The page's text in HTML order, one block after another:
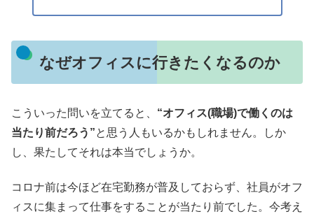
なぜオフィスに行きたくなるのか
こういった問いを立てると、 “オフィス(職場)で働くのは
当たり前だろう”と思う人もいるかもしれません。しか
し、果たしてそれは本当でしょうか。
コロナ前は今ほど在宅勤務が普及しておらず、社員がオフ
ィスに集まって仕事をすることが当たり前でした。今考え